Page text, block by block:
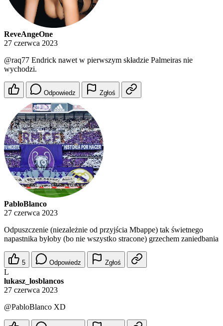
ReveAngeOne
27 czerwca 2023
@raq77 Endrick nawet w pierwszym składzie Palmeiras nie
wychodzi.
Odpowiedz Zgłoś
PabloBlanco
27 czerwca 2023
Odpuszczenie (niezależnie od przyjścia Mbappe) tak świetnego
napastnika byłoby (bo nie wszystko stracone) grzechem zaniedbania
5 Odpowiedz Zgłoś
L
lukasz_losblancos
27 czerwca 2023
@PabloBlanco XD